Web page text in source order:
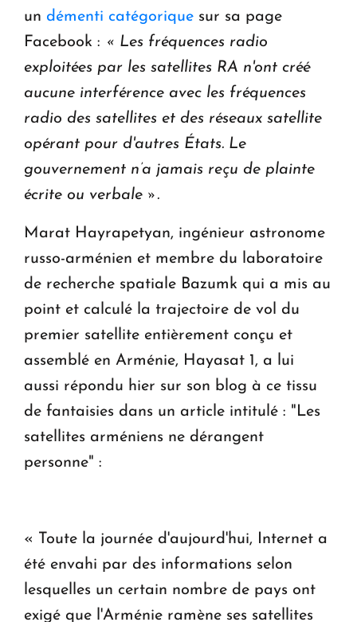
un démenti catégorique sur sa page
Facebook : « Les fréquences radio
exploitées par les satellites RA n'ont créé
aucune interférence avec les fréquences
radio des satellites et des réseaux satellite
opérant pour d'autres États. Le
gouvernement n’a jamais reçu de plainte
écrite ou verbale ».
Marat Hayrapetyan, ingénieur astronome
russo-arménien et membre du laboratoire
de recherche spatiale Bazumk qui a mis au
point et calculé la trajectoire de vol du
premier satellite entièrement conçu et
assemblé en Arménie, Hayasat 1, a lui
aussi répondu hier sur son blog à ce tissu
de fantaisies dans un article intitulé : "Les
satellites arméniens ne dérangent
personne" :
« Toute la journée d'aujourd'hui, Internet a
été envahi par des informations selon
lesquelles un certain nombre de pays ont
exigé que l'Arménie ramène ses satellites